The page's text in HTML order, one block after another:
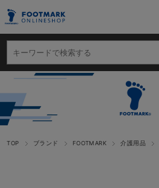
TOP ブランド FOOTMARK 介護用品